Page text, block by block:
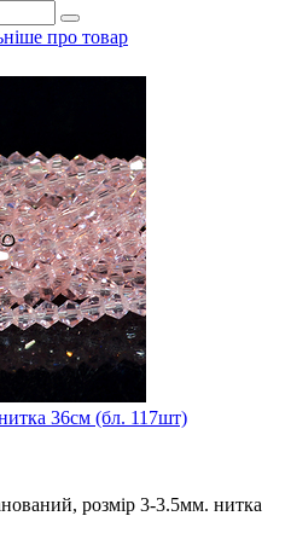
про товар
36см (бл. 117шт)
розмір 3-3.5мм. нитка